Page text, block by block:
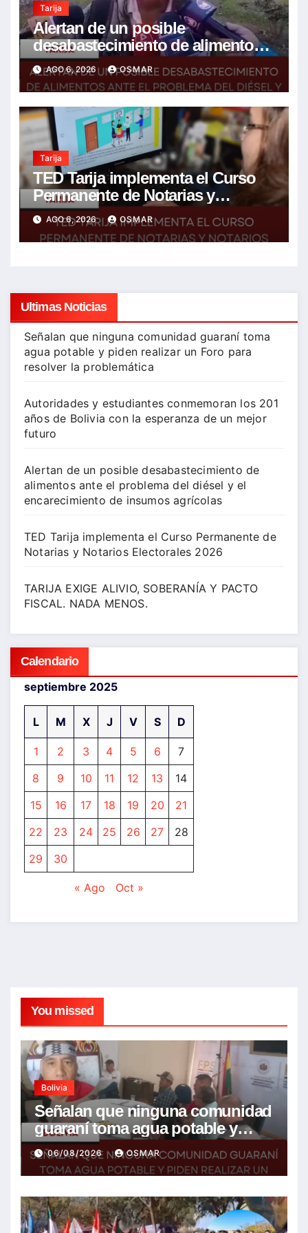
Tarija
Alertan de un posible
desabastecimiento de alimentos
ante el problema del diésel y el
encarecimiento de insumos
agrícolas
AGO 6, 2026 OSMAR
Tarija
TED Tarija implementa el Curso
Permanente de Notarias y
Notarios Electorales 2026
AGO 6, 2026 OSMAR
Ultimas Noticias
Señalan que ninguna comunidad guaraní toma
agua potable y piden realizar un Foro para
resolver la problemática
Autoridades y estudiantes conmemoran los 201
años de Bolivia con la esperanza de un mejor
futuro
Alertan de un posible desabastecimiento de
alimentos ante el problema del diésel y el
encarecimiento de insumos agrícolas
TED Tarija implementa el Curso Permanente de
Notarias y Notarios Electorales 2026
TARIJA EXIGE ALIVIO, SOBERANÍA Y PACTO
FISCAL. NADA MENOS.
Calendario
septiembre 2025
L M X J V S D
1 2 3 4 5 6
7
8
9 10 11 12 13
14
15
16 17 18 19 20
21
22
23 24 25 26 27
28
29
30
« Ago Oct »
You missed
Bolivia
Señalan que ninguna comunidad
guaraní toma agua potable y
piden realizar un Foro para
resolver la problemática
06/08/2026 OSMAR